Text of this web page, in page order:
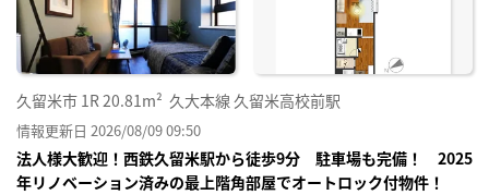
久留米市 1R20.81m² 久大本線 久留米高校前駅
情報更新日 2026/08/09 09:50
法人様大歓迎！西鉄久留米駅から徒歩9分 駐車場も完備！ 2025
年リノベーション済みの最上階角部屋でオートロック付物件！